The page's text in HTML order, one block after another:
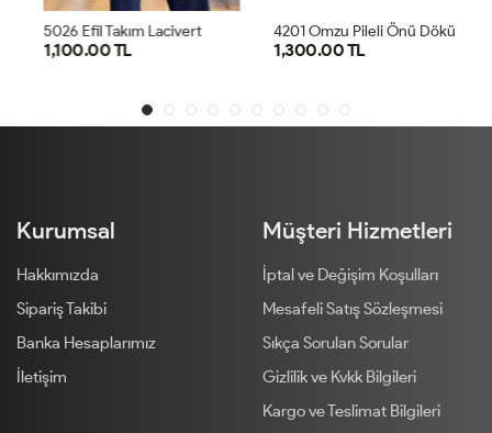
5026 Efil Takım Lacivert
1,100.00 TL 1,300.00 TL
Kurumsal
Hakkımızda
Sipariş Takibi
Banka Hesaplarımız
İletişim
Müşteri Hizmetleri
İptal ve Değişim Koşulları
Mesafeli Satış Sözleşmesi
Sıkça Sorulan Sorular
Gizlilik ve Kvkk Bilgileri
Kargo ve Teslimat Bilgileri